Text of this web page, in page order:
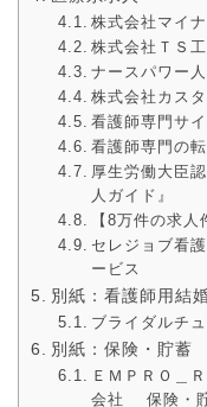
株式会社マイ
株式会社ＴＳ
ナースパワー
株式会社カス
看護師専門サ
看護師専門の
厚生労働大臣
人ガイド』
【8万件の求
セレジョブ看
ービス
別紙：看護師用結
ブライダルチ
別紙：保険・貯蓄
ＥＭＰＲＯ＿
会社 保険・